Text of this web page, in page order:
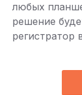
любых
решение
регистратор